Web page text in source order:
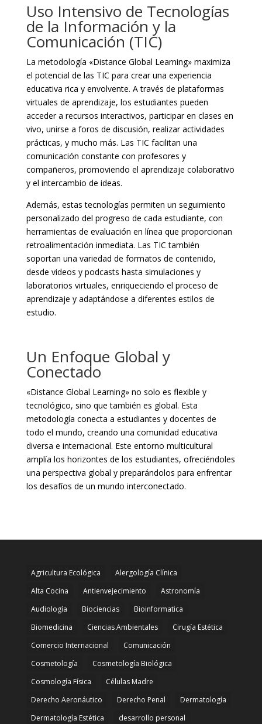
Uso Intensivo de Tecnologías
de la Información y la
Comunicación (TIC)
La metodología «Distance Global Learning» maximiza
el potencial de las TIC para crear una experiencia
educativa rica y envolvente. A través de plataformas
virtuales de aprendizaje, los estudiantes pueden
acceder a recursos interactivos, participar en clases en
vivo, unirse a foros de discusión, realizar actividades
prácticas, y mucho más. Las TIC facilitan una
comunicación constante con profesores y
compañeros, promoviendo el aprendizaje colaborativo
y el intercambio de ideas.
Además, estas tecnologías permiten un seguimiento
personalizado del progreso de cada estudiante, con
herramientas de evaluación en línea que proporcionan
retroalimentación inmediata. Las TIC también
soportan una variedad de formatos de contenido,
desde videos y podcasts hasta simulaciones y
laboratorios virtuales, enriqueciendo el proceso de
aprendizaje y adaptándose a diferentes estilos de
estudio.
Un Enfoque Global y
Conectado
«Distance Global Learning» no solo es flexible y
tecnológico, sino que también es global. Esta
metodología conecta a estudiantes y docentes de
todo el mundo, creando una comunidad educativa
diversa e internacional. Este entorno multicultural
amplía los horizontes de los estudiantes, ofreciéndoles
una perspectiva global y preparándolos para enfrentar
los desafíos de un mundo interconectado.
Agricultura Ecológica
Alergología Clínica
Alta Cocina
Antienvejecimiento
Astronomía
Audiología
Biociencias
Bioinformatica
Biomedicina
Ciencias Ambientales
Cirugía Estética
Comercio Internacional
Comunicación
Cosmetología
Cosmetología Biológica
Cosmología Física
Células Madre
Derecho Aeronáutico
Derecho Penal
Dermatología
Dermatología Estética
desarrollo personal